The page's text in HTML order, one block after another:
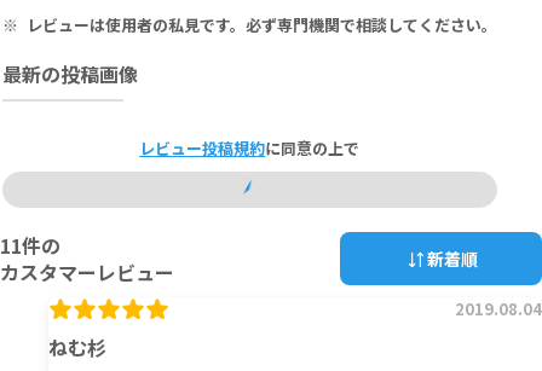
※ レビューは使用者の私見です。必ず専門機関で相談してください。
最新の投稿画像
レビュー投稿規約に同意の上で
11件の
カスタマーレビュー
新着順
ねむ杉
2019.08.04